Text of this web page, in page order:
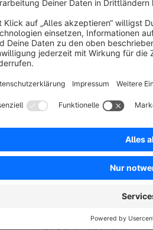
by Deine Helden GmbH 6
Danke für das tolle
Lange Update-Zyklen
Average rating of 3.5
Wir warten jetzt bereits 1
und ein Login ist nicht
einloggen zu können.
4.0
17